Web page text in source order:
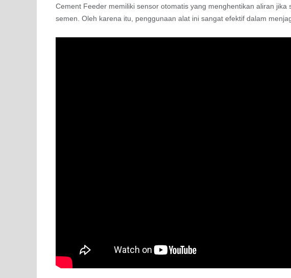
Cement Feeder memiliki sensor otomatis yang menghentikan aliran
semen. Oleh karena itu, penggunaan alat ini sangat efektif dalam